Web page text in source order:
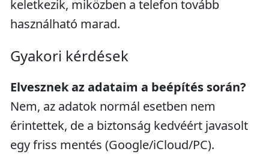
keletkezik, miközben a telefon tovább
használható marad.
Gyakori kérdések
Elvesznek az adataim a beépítés során?
Nem, az adatok normál esetben nem
érintettek, de a biztonság kedvéért javasolt
egy friss mentés (Google/iCloud/PC).